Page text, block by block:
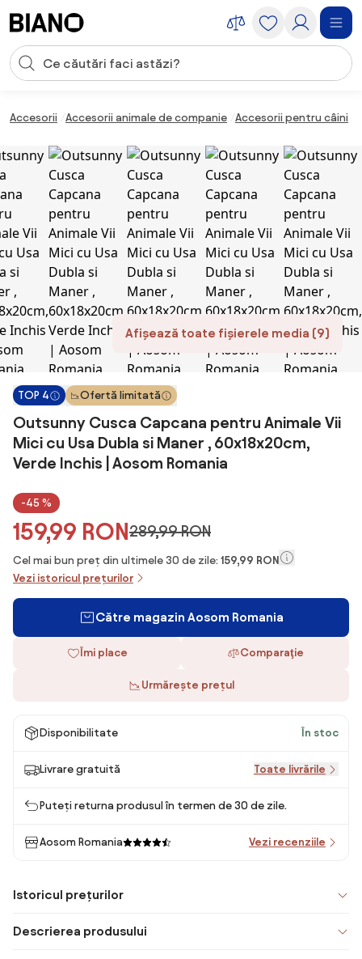
Introducerea căutării
Accesorii Accesorii animale de companie Accesorii pentru câini
Afișează toate fișierele media (9)
TOP 4 Ofertă limitată
Outsunny Cusca Capcana pentru Animale Vii
Mici cu Usa Dubla si Maner , 60x18x20cm,
Verde Inchis | Aosom Romania
-45 %
159,99 RON289,99 RON
Cel mai bun preț din ultimele 30 de zile: 159,99 RON
Vezi istoricul prețurilor
Către magazin Aosom Romania
Îmi place Comparaţie
Urmărește prețul
Disponibilitate În stoc
Livrare gratuită Toate livrările
Puteți returna produsul în termen de 30 de zile.
Aosom Romania Vezi recenziile
Istoricul prețurilor
Descrierea produsului